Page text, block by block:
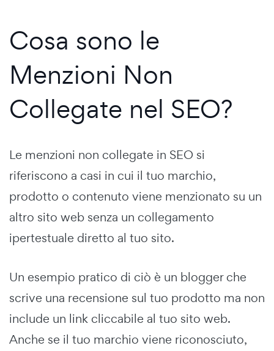
Cosa sono le
Menzioni Non
Collegate nel SEO?
Le menzioni non collegate in SEO si
riferiscono a casi in cui il tuo marchio,
prodotto o contenuto viene menzionato su un
altro sito web senza un collegamento
ipertestuale diretto al tuo sito.
Un esempio pratico di ciò è un blogger che
scrive una recensione sul tuo prodotto ma non
include un link cliccabile al tuo sito web.
Anche se il tuo marchio viene riconosciuto,